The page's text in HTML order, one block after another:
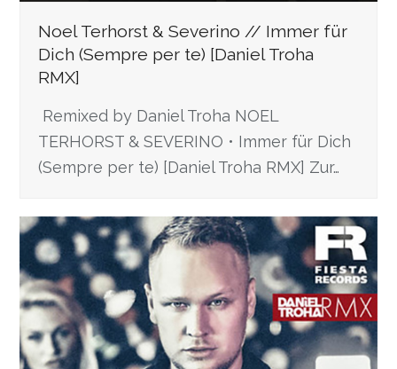
Noel Terhorst & Severino // Immer für
Dich (Sempre per te) [Daniel Troha
RMX]
Remixed by Daniel Troha NOEL
TERHORST & SEVERINO • Immer für Dich
(Sempre per te) [Daniel Troha RMX] Zur…